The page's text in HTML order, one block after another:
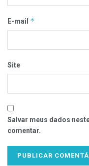
E-mail *
Site
Salvar meus dados
comentar.